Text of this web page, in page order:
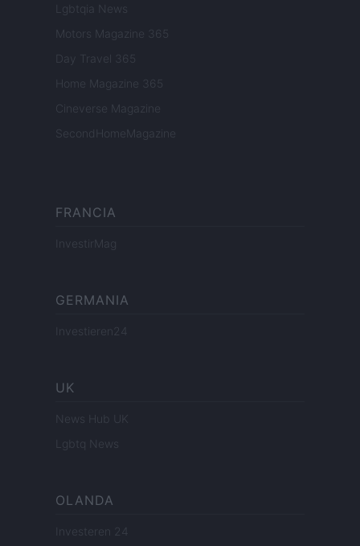
Lgbtqia News
Motors Magazine 365
Day Travel 365
Home Magazine 365
Cineverse Magazine
SecondHomeMagazine
FRANCIA
InvestirMag
GERMANIA
Investieren24
UK
News Hub UK
Lgbtq News
OLANDA
Investeren 24